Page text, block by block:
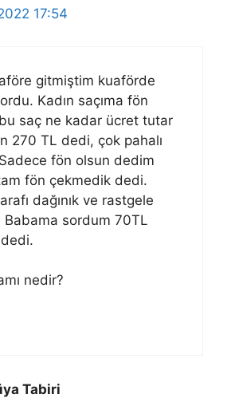
17:54
gitmiştim kuaförde
Kadın saçıma fön
saç ne kadar ücret tutar
270 TL dedi, çok pahalı
fön olsun dedim
fön çekmedik dedi.
dağınık ve rastgele
Babama sordum 70TL
nedir?
Tabiri